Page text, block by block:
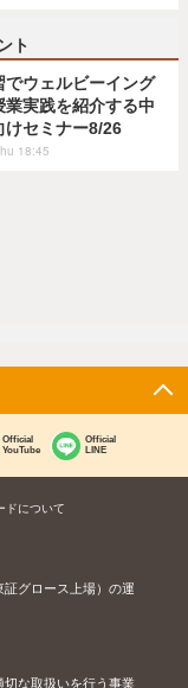
ト
でウェルビーイング
業実践を紹介する中
けセミナー8/26
18:45
Official
YouTube
Official
LINE
ドについて
証グロース上場）の運
な取扱いを行う事業